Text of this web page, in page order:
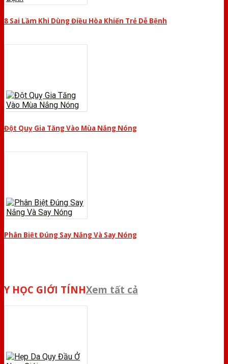
8 Sai Lầm Khi Dùng Điều Hòa Khiến Trẻ Dễ Bệnh
Đột Quỵ Gia Tăng Vào Mùa Nắng Nóng
Phân Biệt Đúng Say Nắng Và Say Nóng
Y HỌC GIỚI TÍNHXem tất cả